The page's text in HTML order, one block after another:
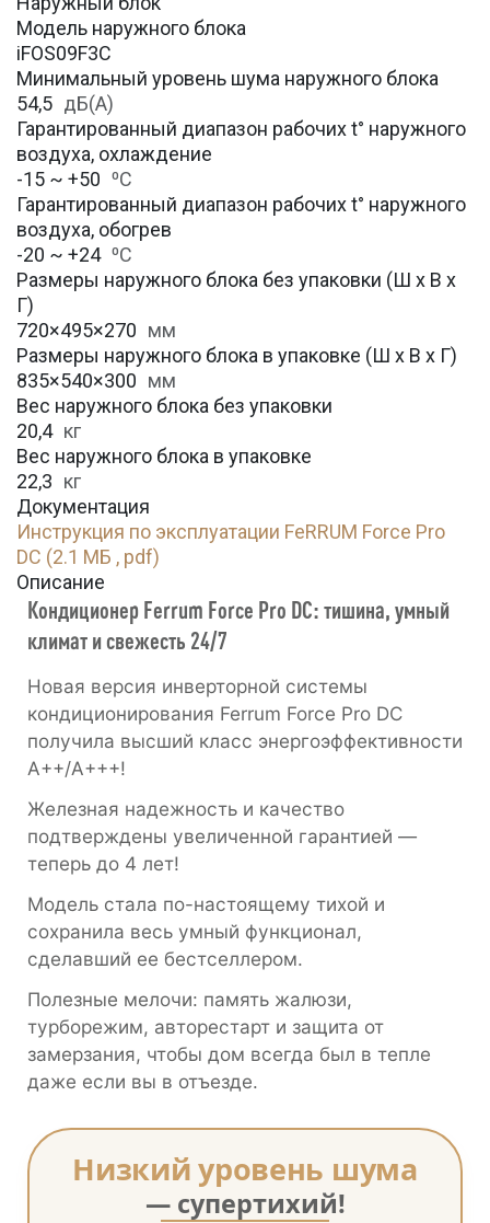
Модель наружного блока
iFOS09F3C
Минимальный уровень шума наружного блока
54,5 дБ(А)
Гарантированный диапазон рабочих t° наружного
воздуха, охлаждение
-15 ~ +50 ⁰С
Гарантированный диапазон рабочих t° наружного
воздуха, обогрев
-20 ~ +24 ⁰С
Размеры наружного блока без упаковки (Ш х В х
Г)
720×495×270 мм
Размеры наружного блока в упаковке (Ш х В х Г)
835×540×300 мм
Вес наружного блока без упаковки
20,4 кг
Вес наружного блока в упаковке
22,3 кг
Документация
Инструкция по эксплуатации FeRRUM Force Pro
DC (2.1 МБ , pdf)
Описание
Кондиционер Ferrum Force Pro DC: тишина, умный
климат и свежесть 24/7
Новая версия инверторной системы
кондиционирования Ferrum Force Pro DC
получила высший класс энергоэффективности
А++/А+++!
Железная надежность и качество
подтверждены увеличенной гарантией —
теперь до 4 лет!
Модель стала по-настоящему тихой и
сохранила весь умный функционал,
сделавший ее бестселлером.
Полезные мелочи: память жалюзи,
турборежим, авторестарт и защита от
замерзания, чтобы дом всегда был в тепле
даже если вы в отъезде.
Низкий уровень шума
— супертихий!